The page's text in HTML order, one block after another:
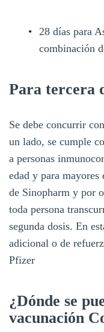
28 días para
combinación
Para tercera
Se debe concurrir
un lado, se cumple
a personas
edad y para mayores
de Sinopharm y por
toda persona
segunda dosis. En
adicional o de
Pfizer
¿Dónde se
vacunación